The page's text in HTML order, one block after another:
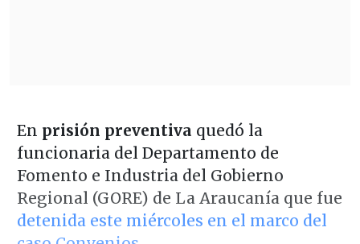
En prisión preventiva quedó la
funcionaria del Departamento de
Fomento e Industria del Gobierno
Regional (GORE) de La Araucanía que fue
detenida este miércoles en el marco del